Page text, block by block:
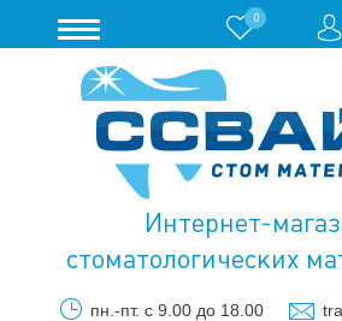
0
Интернет-
стоматологических
пн.-пт. с 9.00 до 18.00